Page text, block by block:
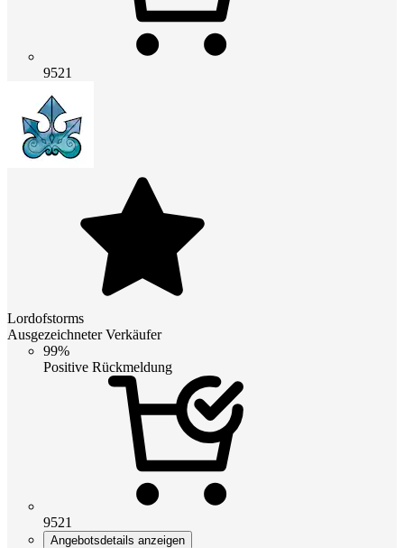
9521
Lordofstorms
Ausgezeichneter Verkäufer
99%
Positive Rückmeldung
9521
Angebotsdetails anzeigen